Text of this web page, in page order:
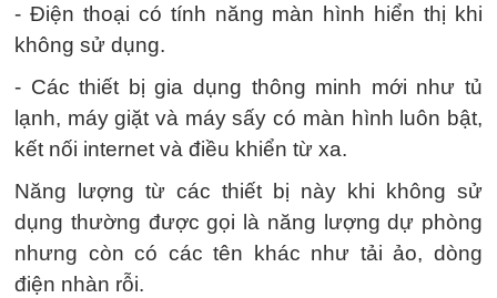
- Điện thoại có tính năng màn hình hiển thị khi
không sử dụng.
- Các thiết bị gia dụng thông minh mới như tủ
lạnh, máy giặt và máy sấy có màn hình luôn bật,
kết nối internet và điều khiển từ xa.
Năng lượng từ các thiết bị này khi không sử
dụng thường được gọi là năng lượng dự phòng
nhưng còn có các tên khác như tải ảo, dòng
điện nhàn rỗi.